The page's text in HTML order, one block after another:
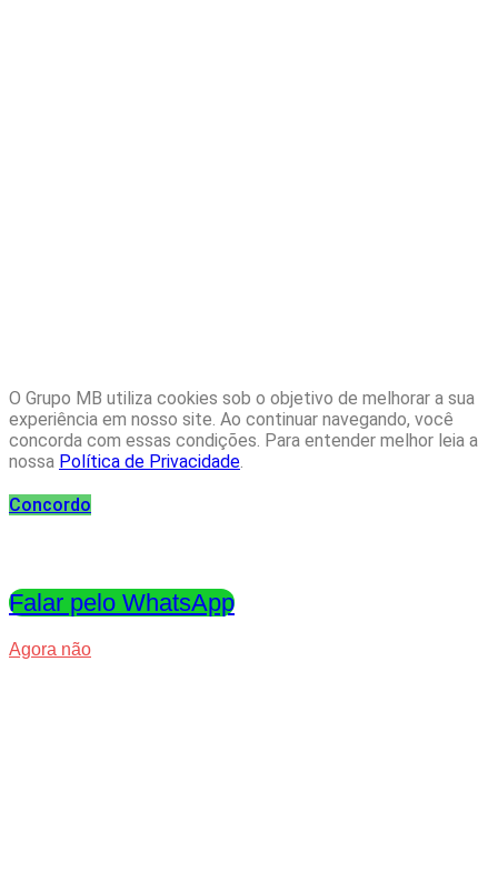
O Grupo MB utiliza cookies sob o objetivo de melhorar a sua
experiência em nosso site. Ao continuar navegando, você
concorda com essas condições. Para entender melhor leia a
nossa Política de Privacidade
Concordo
Falar pelo WhatsApp
Agora não